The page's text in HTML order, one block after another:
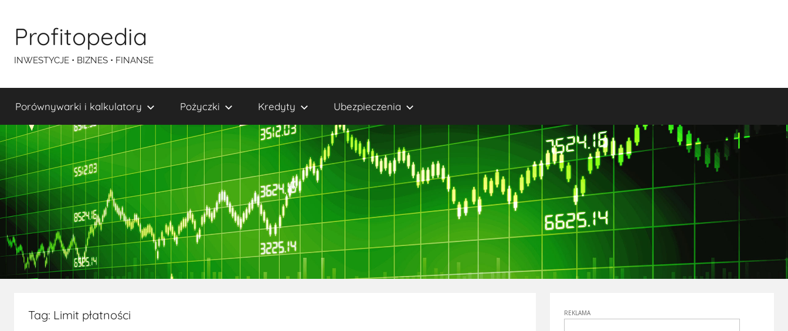
treściProfitopedia
INWESTYCJE • BIZNES • FINANSE
Porównywarki i kalkulatory Pożyczki Kredyty Ubezpieczenia
Tag: Limit płatności